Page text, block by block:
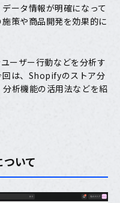
ータ情報が明確になって
策や商品開発を効果的に
ーザー行動などを分析す
回は、Shopifyのストア分
析機能の活用法などを紹
いて